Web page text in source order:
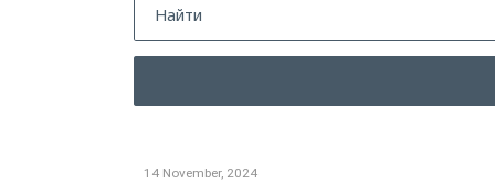
14 November, 2024